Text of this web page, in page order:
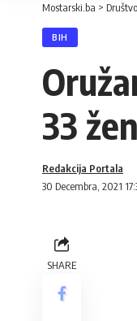
Mostarski.ba > Društvo
BIH
33
30 Decembra, 2021
Redakcija Portala
SHARE